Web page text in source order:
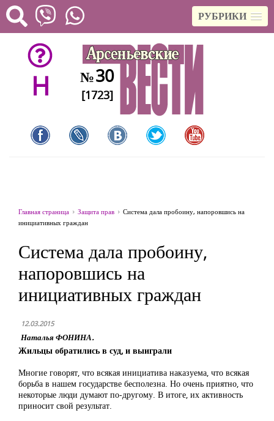
РУБРИКИ
H №30
[1723]
Главная страница Защита прав
Система дала пробоину, напоровшись на
инициативных граждан
Система дала пробоину,
напоровшись на
инициативных граждан
12.03.2015
Наталья ФОНИНА.
Жильцы обратились в суд, и выиграли
Многие говорят, что всякая инициатива наказуема, что всякая
борьба в нашем государстве бесполезна. Но очень приятно, что
некоторые люди думают по-другому. В итоге, их активность
приносит свой результат.